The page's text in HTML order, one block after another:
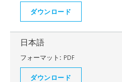
ダウンロード
日本語
フォーマット: PDF
ダウンロード